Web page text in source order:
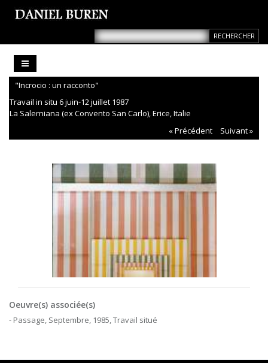
"Incrocio : un racconto"
Travail in situ 6 juin-12 juillet 1987
La Salerniana (ex Convento San Carlo), Erice, Italie
« Précédent
Suivant »
Oeuvre(s) associée(s)
- Passage, Septembre, 1985, Travail situé